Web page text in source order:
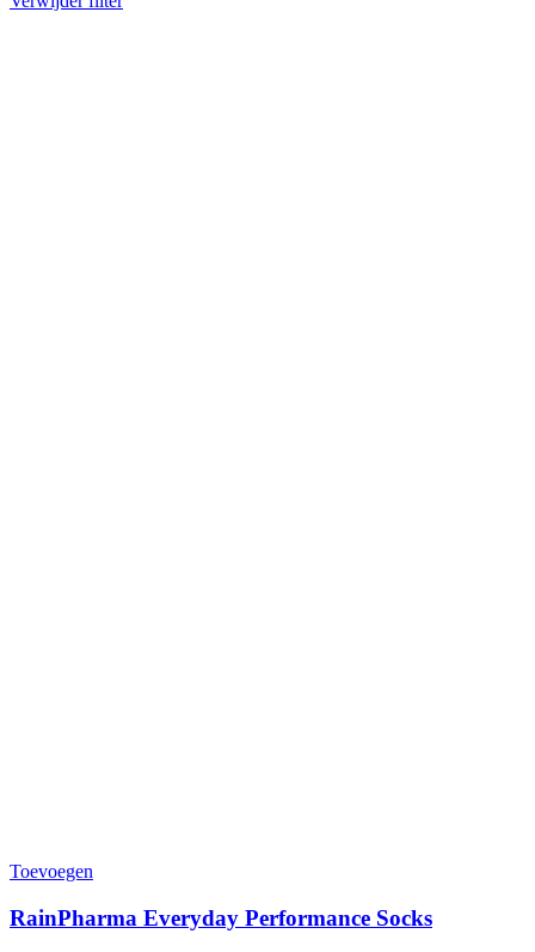
Toevoegen
RainPharma Everyday Performance Socks